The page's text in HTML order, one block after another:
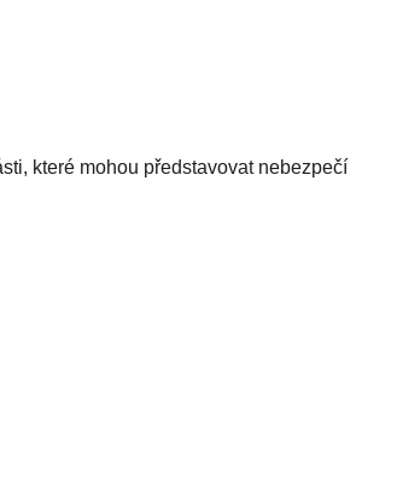
které mohou představovat nebezpečí